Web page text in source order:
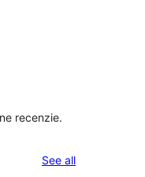
recenzie.
See allreviews